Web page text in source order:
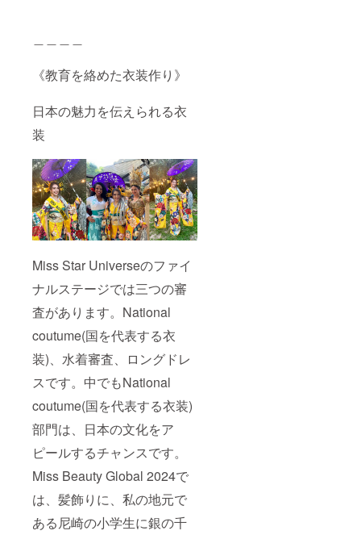
《教育を絡めた衣装作り》
日本の魅力を伝えられる衣
装
Miss Star Universeのファイ
ナルステージでは三つの審
査があります。National
coutume(国を代表する衣
装)、水着審査、ロングドレ
スです。中でもNational
coutume(国を代表する衣装)
部門は、日本の文化をア
ピールするチャンスです。
Miss Beauty Global 2024で
は、髪飾りに、私の地元で
ある尼崎の小学生に銀の千